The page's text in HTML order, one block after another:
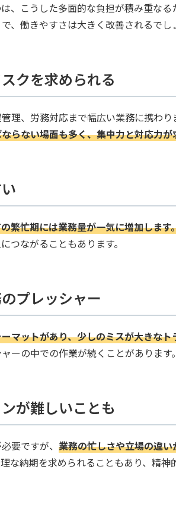
、こうした多面的な負担が積み重な
、働きやすさは大きく改善されるでし
クを求められる
理、労務対応まで幅広い業務に携わり
らない場面も多く、集中力と対応力が
繁忙期には業務量が一気に増加します
つながることもあります。
プレッシャー
マットがあり、少しのミスが大きな
ーの中での作業が続くことがあります。
が難しいことも
要ですが、 業務の忙しさや立場の違
な納期を求められることもあり、精